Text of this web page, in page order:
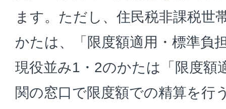
ます。ただし、住民税非課税世
かたは、「限度額適用・標準負
現役並み1・2のかたは「限度額
関の窓口で限度額での精算を行